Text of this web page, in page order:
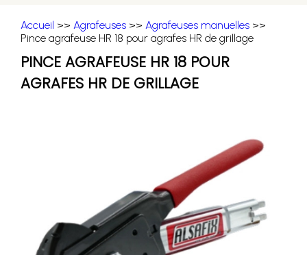
Accueil >> Agrafeuses >> Agrafeuses manuelles >>
Pince agrafeuse HR 18 pour agrafes HR de grillage
PINCE AGRAFEUSE HR 18 POUR
AGRAFES HR DE GRILLAGE